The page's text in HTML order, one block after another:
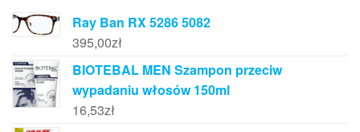
Ray Ban RX 5286 5082
395,00zł
BIOTEBAL MEN Szampon przeciw
wypadaniu włosów 150ml
16,53zł